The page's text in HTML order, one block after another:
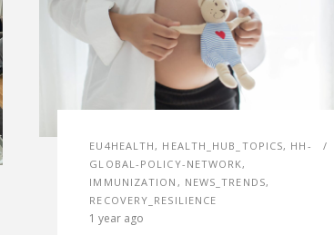
EU4HEALTH, HEALTH_HUB_TOPICS, HH-
GLOBAL-POLICY-NETWORK,
IMMUNIZATION , NEWS_TRENDS,
RECOVERY_RESILIENCE
1 year ago